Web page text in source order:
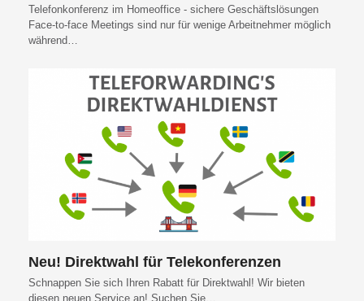
Telefonkonferenz im Homeoffice - sichere Geschäftslösungen
Face-to-face Meetings sind nur für wenige Arbeitnehmer möglich
während…
Neu! Direktwahl für Telekonferenzen
Schnappen Sie sich Ihren Rabatt für Direktwahl! Wir bieten
diesen neuen Service an! Suchen Sie…